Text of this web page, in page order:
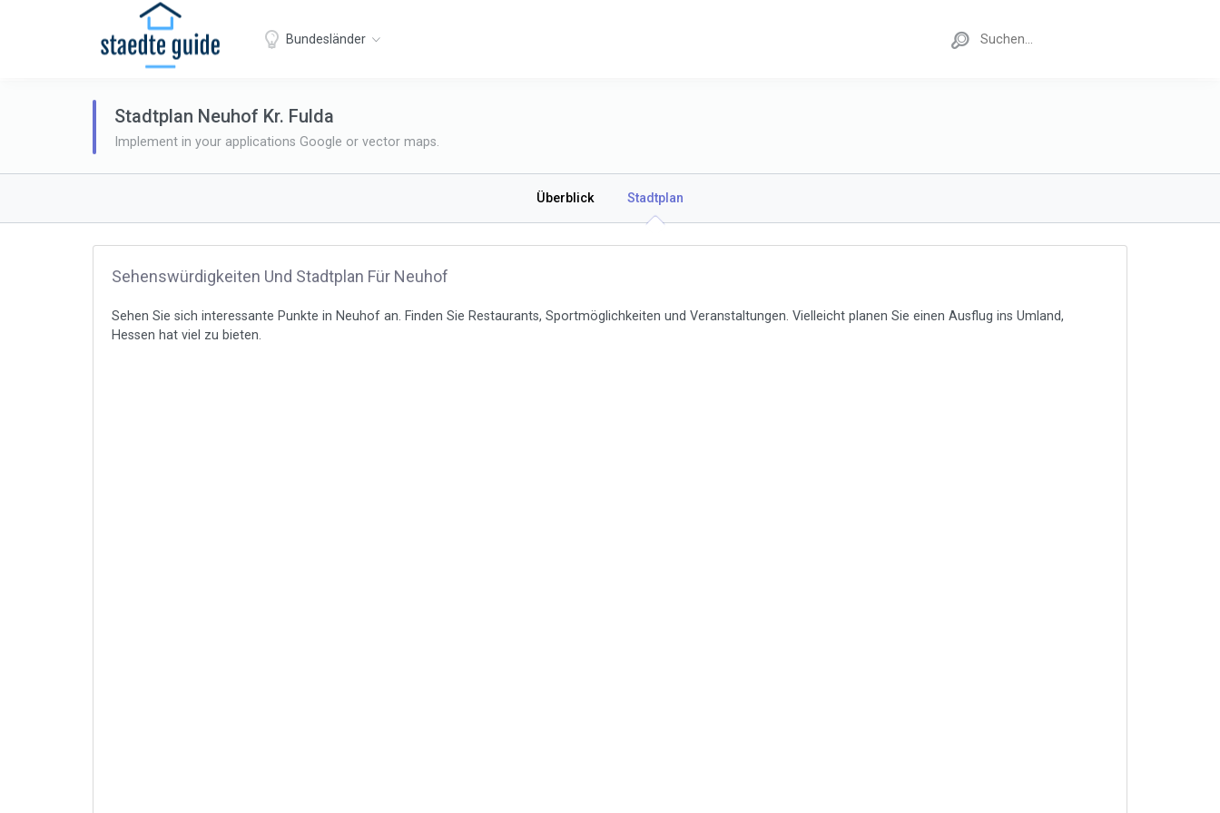
Bundesländer
Stadtplan Neuhof Kr. Fulda
Implement in your applications Google or vector maps.
Überblick Stadtplan
Sehenswürdigkeiten Und Stadtplan Für Neuhof
Sehen Sie sich interessante Punkte in Neuhof an. Finden Sie Restaurants, Sportmöglichkeiten und Veranstaltungen. Vielleicht planen Sie einen Ausflug ins Umland,
Hessen hat viel zu bieten.